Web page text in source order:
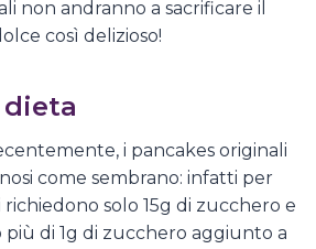
non andranno a sacrificare il
così delizioso!
dieta
i pancakes originali
come sembrano: infatti per
richiedono solo 15g di zucchero e
più di 1g di zucchero aggiunto a